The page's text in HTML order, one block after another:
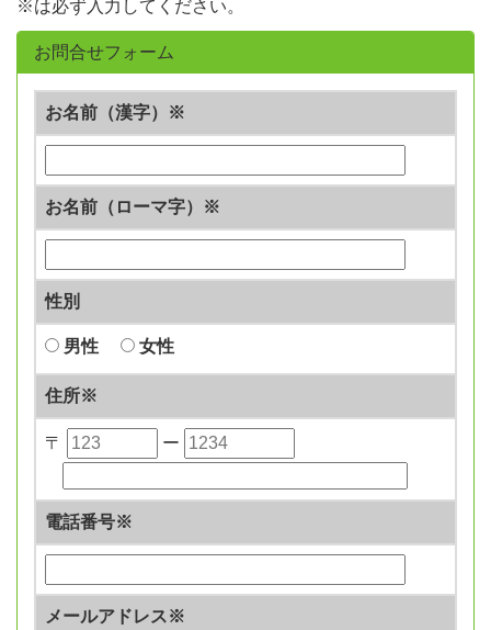
※は必ず入力してください。
お問合せフォーム
お名前（漢字）※
お名前（ローマ字）※
性別
男性 女性
住所※
〒 ー
電話番号※
メールアドレス※